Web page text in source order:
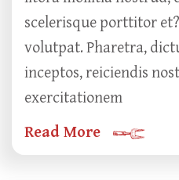
scelerisque porttitor
volutpat. Pharetra,
inceptos, reiciendis
exercitationem
Read More